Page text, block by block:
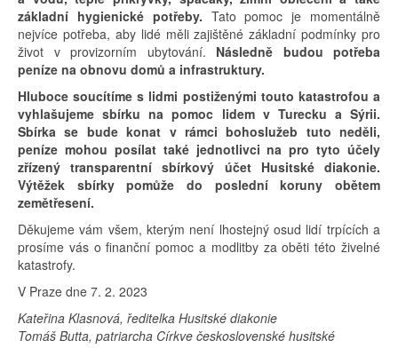
základní hygienické potřeby. Tato pomoc je momentálně
nejvíce potřeba, aby lidé měli zajištěné základní podmínky pro
život v provizorním ubytování. Následně budou potřeba
peníze na obnovu domů a infrastruktury.
Hluboce soucítíme s lidmi postiženými touto katastrofou a
vyhlašujeme sbírku na pomoc lidem v Turecku a Sýrii.
Sbírka se bude konat v rámci bohoslužeb tuto neděli,
peníze mohou posílat také jednotlivci na pro tyto účely
zřízený transparentní sbírkový účet Husitské diakonie.
Výtěžek sbírky pomůže do poslední koruny obětem
zemětřesení.
Děkujeme vám všem, kterým není lhostejný osud lidí trpících a
prosíme vás o finanční pomoc a modlitby za oběti této živelné
katastrofy.
V Praze dne 7. 2. 2023
Kateřina Klasnová, ředitelka Husitské diakonie
Tomáš Butta, patriarcha Církve československé husitské